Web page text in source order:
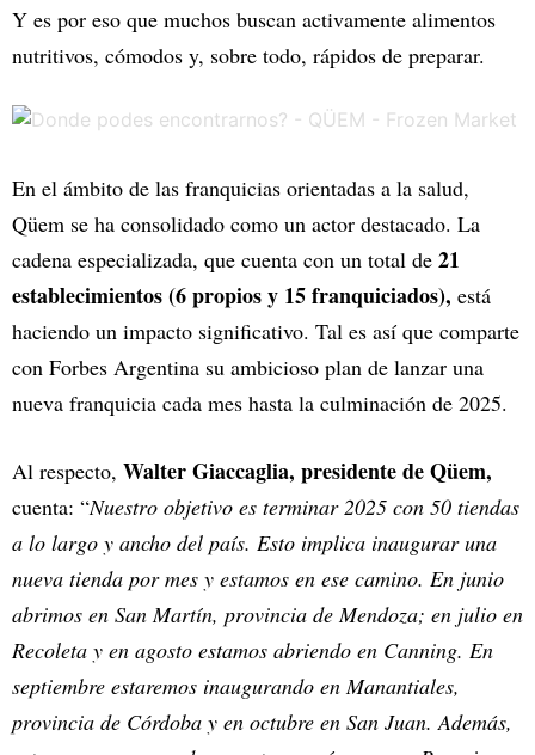
Y es por eso que muchos buscan activamente alimentos
nutritivos, cómodos y, sobre todo, rápidos de preparar.
En el ámbito de las franquicias orientadas a la salud,
Qüem se ha consolidado como un actor destacado. La
cadena especializada, que cuenta con un total de 21
establecimientos (6 propios y 15 franquiciados), está
haciendo un impacto significativo. Tal es así que comparte
con Forbes Argentina su ambicioso plan de lanzar una
nueva franquicia cada mes hasta la culminación de 2025.
Al respecto, Walter Giaccaglia, presidente de Qüem,
cuenta: “Nuestro objetivo es terminar 2025 con 50 tiendas
a lo largo y ancho del país. Esto implica inaugurar una
nueva tienda por mes y estamos en ese camino. En junio
abrimos en San Martín, provincia de Mendoza; en julio en
Recoleta y en agosto estamos abriendo en Canning. En
septiembre estaremos inaugurando en Manantiales,
provincia de Córdoba y en octubre en San Juan. Además,